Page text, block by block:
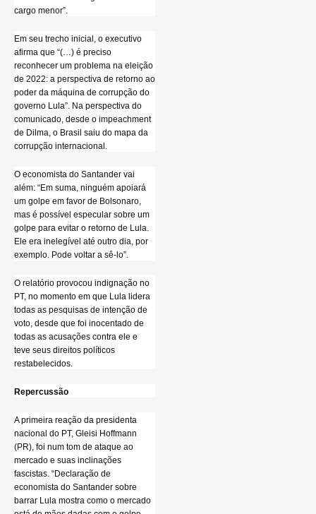
cargo menor”.
Em seu trecho inicial, o executivo
afirma que “(…) é preciso
reconhecer um problema na eleição
de 2022: a perspectiva de retorno ao
poder da máquina de corrupção do
governo Lula”. Na perspectiva do
comunicado, desde o impeachment
de Dilma, o Brasil saiu do mapa da
corrupção internacional.
O economista do Santander vai
além: “Em suma, ninguém apoiará
um golpe em favor de Bolsonaro,
mas é possível especular sobre um
golpe para evitar o retorno de Lula.
Ele era inelegível até outro dia, por
exemplo. Pode voltar a sê-lo”.
O relatório provocou indignação no
PT, no momento em que Lula lidera
todas as pesquisas de intenção de
voto, desde que foi inocentado de
todas as acusações contra ele e
teve seus direitos políticos
restabelecidos.
Repercussão
A primeira reação da presidenta
nacional do PT, Gleisi Hoffmann
(PR), foi num tom de ataque ao
mercado e suas inclinações
fascistas. “Declaração de
economista do Santander sobre
barrar Lula mostra como o mercado